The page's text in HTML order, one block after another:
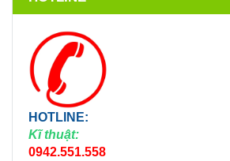
HOTLINE:
Kĩ thuật:
0942.551.558